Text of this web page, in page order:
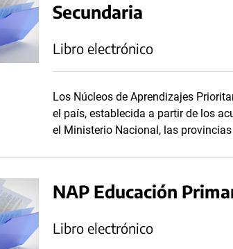
Secundaria
Libro electrónico
Los Núcleos de Aprendizajes
el país, establecida a partir de los
el Ministerio Nacional, las
NAP Educación
Libro electrónico